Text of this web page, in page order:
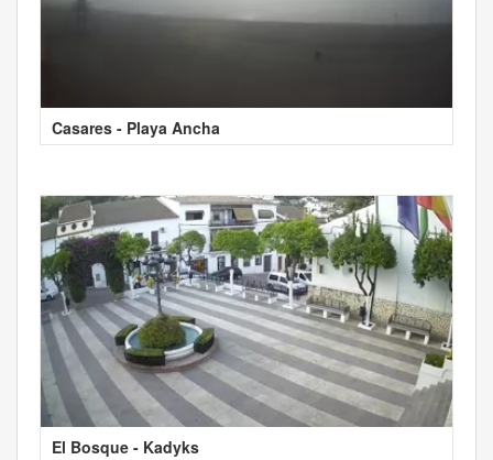
Casares - Playa Ancha
El Bosque - Kadyks